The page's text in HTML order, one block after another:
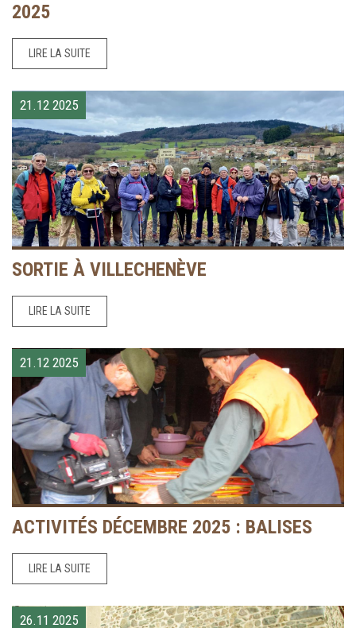
2025
LIRE LA SUITE
21.12 2025
SORTIE À VILLECHENÈVE
LIRE LA SUITE
21.12 2025
ACTIVITÉS DÉCEMBRE 2025 : BALISES
LIRE LA SUITE
26.11 2025